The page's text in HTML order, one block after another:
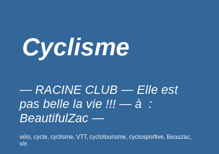
Cyclisme
— RACINE CLUB — Elle est
pas belle la vie !!! — à :
BeautifulZac —
vélo, cycle, cyclisme, VTT, cyclotourisme, cyclosportive, Beauzac,
vin